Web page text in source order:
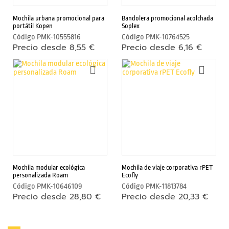
s
m
ó
v
i
e
t
F
Mochila urbana promocional para
portátil Kopen
Código PMK-10555816
Precio desde 8,55 €
Bandolera promocional acolchada
Soplex
Código PMK-10764525
Precio desde 6,16 €
AÑADIR
Mochila modular ecológica
personalizada Roam
Código PMK-10646109
Precio desde 28,80 €
Mochila de viaje corporativa rPET
Ecofly
Código PMK-11813784
Precio desde 20,33 €